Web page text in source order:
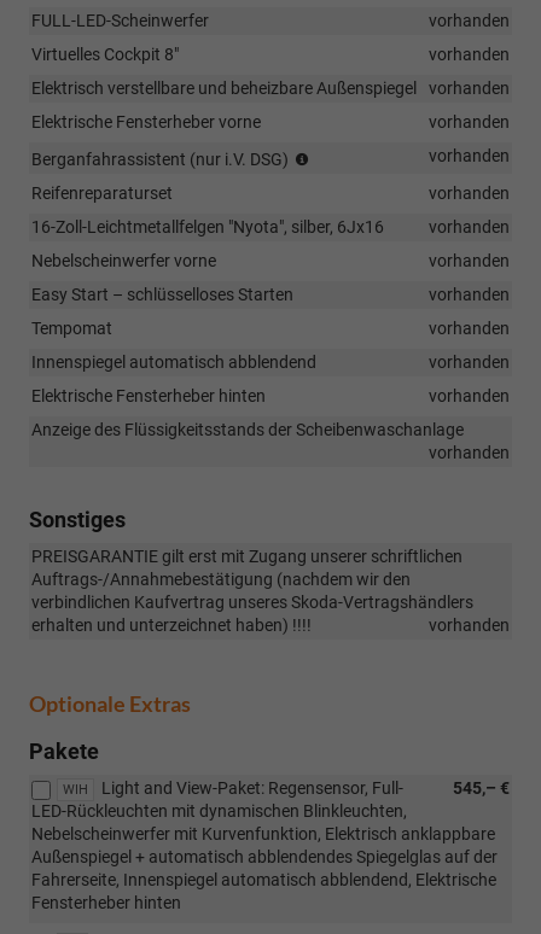
FULL-LED-Scheinwerfer
vorhanden
Virtuelles Cockpit 8"
vorhanden
Elektrisch verstellbare und beheizbare Außenspiegel
vorhanden
Elektrische Fensterheber vorne
vorhanden
Berganfahrassistent (nur i.V. DSG)
vorhanden
Reifenreparaturset
vorhanden
16-Zoll-Leichtmetallfelgen "Nyota", silber, 6Jx16
vorhanden
Nebelscheinwerfer vorne
vorhanden
Easy Start – schlüsselloses Starten
vorhanden
Tempomat
vorhanden
Innenspiegel automatisch abblendend
vorhanden
Elektrische Fensterheber hinten
vorhanden
Anzeige des Flüssigkeitsstands der Scheibenwaschanlage
vorhanden
Sonstiges
PREISGARANTIE gilt erst mit Zugang unserer schriftlichen
Auftrags-/Annahmebestätigung (nachdem wir den
verbindlichen Kaufvertrag unseres Skoda-Vertragshändlers
erhalten und unterzeichnet haben) !!!!
vorhanden
Optionale Extras
Pakete
WIH 545,– €
Light and View-Paket: Regensensor, Full-
LED-Rückleuchten mit dynamischen Blinkleuchten,
Nebelscheinwerfer mit Kurvenfunktion, Elektrisch anklappbare
Außenspiegel + automatisch abblendendes Spiegelglas auf der
Fahrerseite, Innenspiegel automatisch abblendend, Elektrische
Fensterheber hinten